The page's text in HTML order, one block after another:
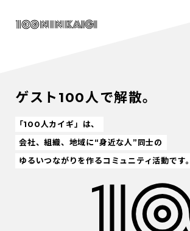
ゲスト100人で解散。
「100人カイギ」は、
会社、組織、地域に“身近な人”同士の
ゆるいつながりを作るコミュニティ活動です。